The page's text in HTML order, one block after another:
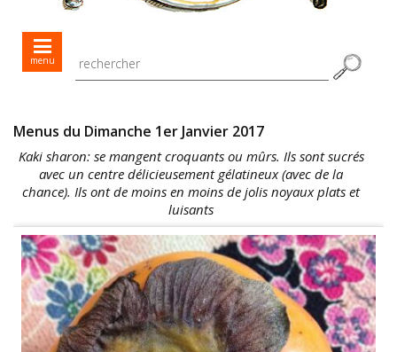
menu
Mes menus jour après jour
Mes recettes de saison
Menus du Dimanche 1er Janvier 2017
Kaki sharon: se mangent croquants ou mûrs. Ils sont sucrés
avec un centre délicieusement gélatineux (avec de la
chance). Ils ont de moins en moins de jolis noyaux plats et
luisants